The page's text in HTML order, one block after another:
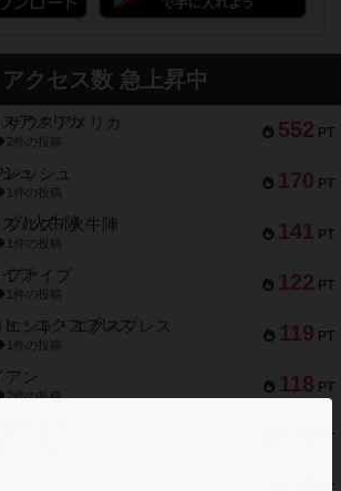
アクセス数 急上昇中
552 PT
ウスアメリカ
2件の投稿
170 PT
ッシュ
1件の投稿
141 PT
ルズ / 火牛陣
1件の投稿
122 PT
ファイブ
1件の投稿
119 PT
ント・エクスプレス
1件の投稿
118 PT
アン
2件の投稿
PT